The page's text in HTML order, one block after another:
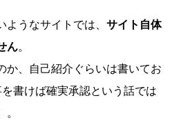
うなサイトでは、 サイト自体
ん。
か、自己紹介ぐらいは書いてお
書けば確実承認という話では